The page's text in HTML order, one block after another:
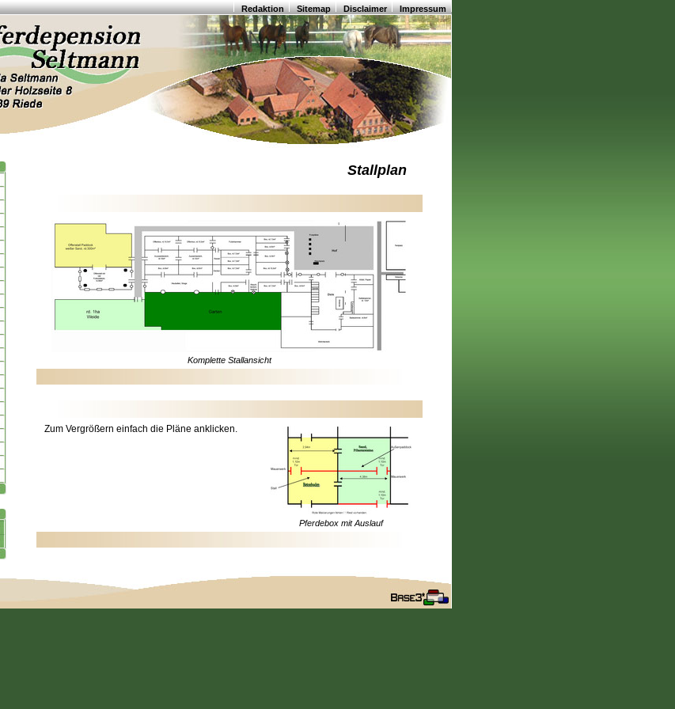
Redaktion Sitemap Disclaimer Impressum
Stallplan
Komplette Stallansicht
Zum Vergrößern einfach die Pläne anklicken.
Pferdebox mit Auslauf